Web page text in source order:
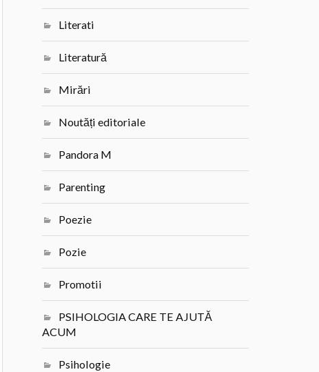
Literati
Literatură
Mirări
Noutăți editoriale
Pandora M
Parenting
Poezie
Pozie
Promotii
PSIHOLOGIA CARE TE AJUTĂ
ACUM
Psihologie